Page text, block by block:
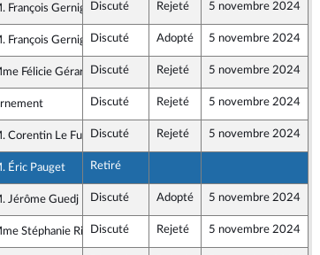
& Indépendants
François GernigonDiscuté Rejeté 5 novembre 2024
& Indépendants
François GernigonDiscuté Adopté 5 novembre 2024
& Indépendants
Félicie Gérard Discuté Rejeté 5 novembre 2024
Discuté Rejeté 5 novembre 2024
Républicaine
Corentin Le Fur Discuté Rejeté 5 novembre 2024
Républicaine
Éric Pauget Retiré
et apparentés
Jérôme Guedj Discuté Adopté 5 novembre 2024
pour la République
Stéphanie RistDiscuté Rejeté 5 novembre 2024